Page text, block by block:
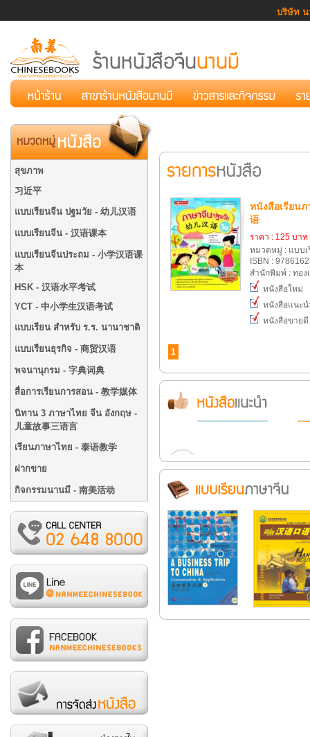
บริษัท น
สุขภาพ
习近平
แบบเรียนจีน ปฐมวัย - 幼儿汉语
แบบเรียนจีน - 汉语课本
แบบเรียนจีนประถม - 小学汉语课
本
HSK - 汉语水平考试
YCT - 中小学生汉语考试
แบบเรียน สำหรับ ร.ร. นานาชาติ
แบบเรียนธุรกิจ - 商贸汉语
พจนานุกรม - 字典词典
สื่อการเรียนการสอน - 教学媒体
นิทาน 3 ภาษาไทย จีน อังกฤษ -
儿童故事三语言
เรียนภาษาไทย - 泰语教学
ฝากขาย
กิจกรรมนานมี - 南美活动
หนังสือเรียนภ
语
ราคา : 125 บาท
หมวดหมู่ : แบบเ
ISBN :
สำนักพิมพ์ : ทอง
หนังสือใหม่
หนังสือแนะน
หนังสือขายดี
1